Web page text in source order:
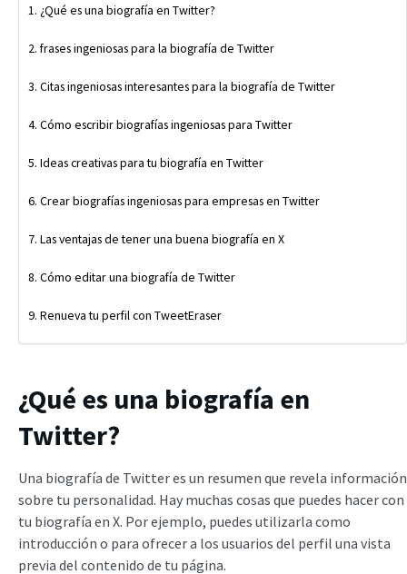
¿Qué es una biografía en Twitter?
frases ingeniosas para la biografía de Twitter
Citas ingeniosas interesantes para la biografía de Twitter
Cómo escribir biografías ingeniosas para Twitter
Ideas creativas para tu biografía en Twitter
Crear biografías ingeniosas para empresas en Twitter
Las ventajas de tener una buena biografía en X
Cómo editar una biografía de Twitter
Renueva tu perfil con TweetEraser
¿Qué es una biografía en
Twitter?
Una biografía de Twitter es un resumen que revela información
sobre tu personalidad. Hay muchas cosas que puedes hacer con
tu biografía en X. Por ejemplo, puedes utilizarla como
introducción o para ofrecer a los usuarios del perfil una vista
previa del contenido de tu página.